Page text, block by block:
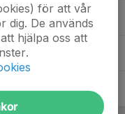
för att vår
dig. De används
hjälpa oss att